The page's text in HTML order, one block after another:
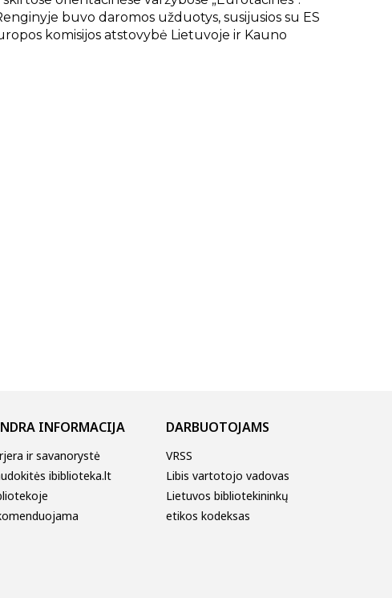
buvo daromos užduotys, susijusios su ES
komisijos atstovybė Lietuvoje ir Kauno
INFORMACIJA
ir savanorystė
ibiblioteka.lt
DARBUOTOJAMS
VRSS
Libis vartotojo vadovas
Lietuvos bibliotekininkų
etikos kodeksas